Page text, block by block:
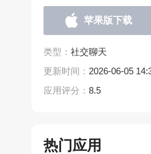
苹果版下载
类型： 社交聊天
更新时间： 2026-06-05
应用评分： 8.5
热门应用